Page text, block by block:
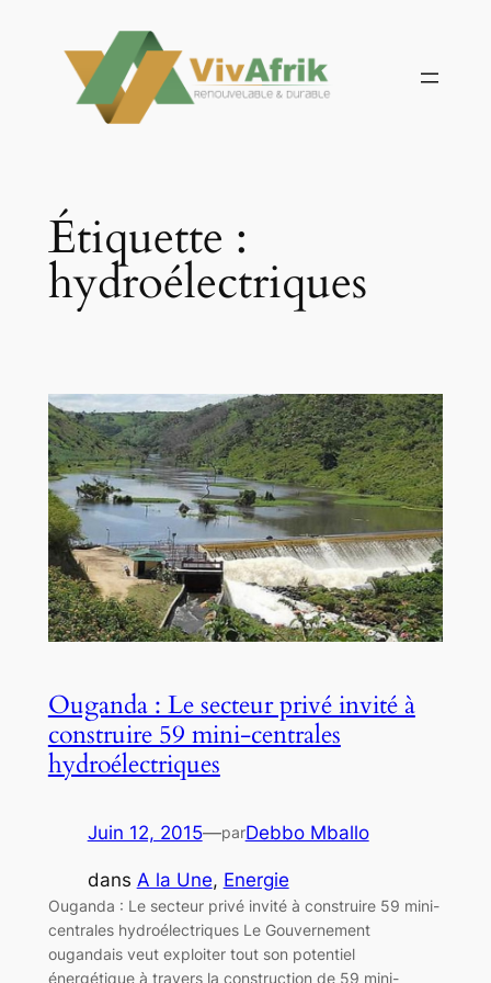
contenu
Étiquette :
hydroélectriques
Ouganda : Le secteur privé invité à
construire 59 mini-centrales
hydroélectriques
Juin 12, 2015—parDebbo Mballo
dans A la Une, Energie
Ouganda : Le secteur privé invité à construire 59 mini-
centrales hydroélectriques Le Gouvernement
ougandais veut exploiter tout son potentiel
énergétique à travers la construction de 59 mini-